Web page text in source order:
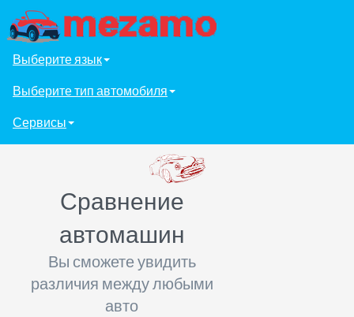
Выберите язык
Выберите тип автомобиля
Сервисы
Сравнение
автомашин
Вы сможете увидить
различия между любыми
авто